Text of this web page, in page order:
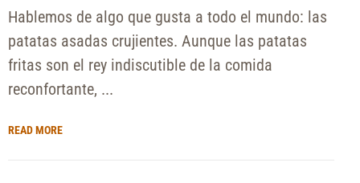
Hablemos de algo que gusta a todo el mundo: las
patatas asadas crujientes. Aunque las patatas
fritas son el rey indiscutible de la comida
reconfortante, ...
READ MORE